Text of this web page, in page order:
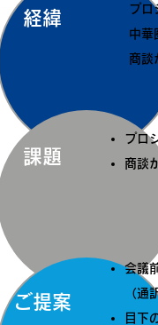
経緯
課題
ご提案
プロ
中華
商談
プロ
商談
会議
（通
目下